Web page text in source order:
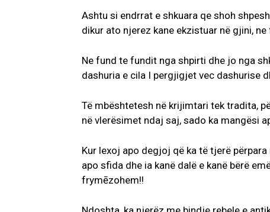
Ashtu si endrrat e shkuara qe shoh
dikur ato njerez kane ekzistuar në gjini,
Ne fund te fundit nga shpirti dhe jo nga
dashuria e cila I pergjigjet vec dashurise
Të mbështetesh në krijimtari tek tradita,
në vlerësimet ndaj saj, sado ka mangësi
Kur lexoj apo degjoj që ka të tjerë
apo sfida dhe ia kanë dalë e kanë bërë
frymēzohem!!